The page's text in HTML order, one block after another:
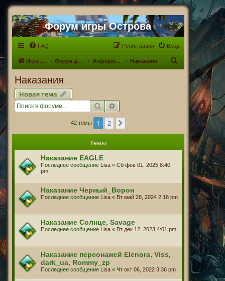
Форум игры Острова
FAQ Вход
Регистрация
Игра Острова Форум для Островитян Информационный раздел Наказания
Наказания
Новая тема
Поиск
42 темы 1 2
Темы
Наказание EAGLE
Последнее сообщение Lisa « Сб фев 01, 2025 8:40
pm
Наказание Черный_Ворон
Последнее сообщение Lisa « Вт май 28, 2024 2:18 pm
Наказание Солнце, Savage
Последнее сообщение Lisa « Вт дек 12, 2023 4:01 pm
Наказание персонажей Elenora, Viss,
dark_ua, Rommy_zp
Последнее сообщение Lisa « Чт окт 06, 2022 3:36 pm